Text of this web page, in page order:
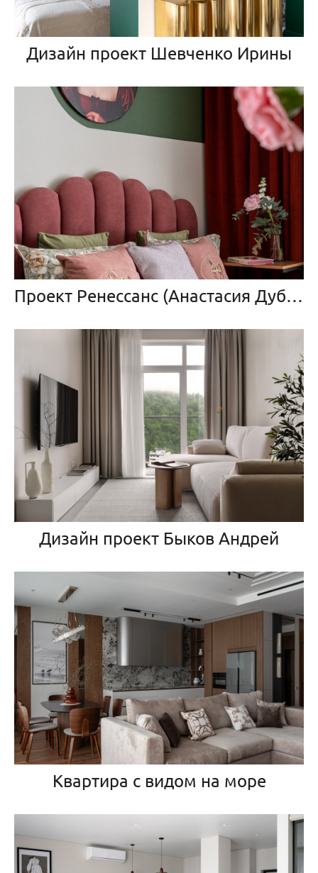
Дизайн проект Шевченко Ирины
Проект Ренессанс (Анастасия Дубовскова)
Дизайн проект Быков Андрей
Квартира с видом на море